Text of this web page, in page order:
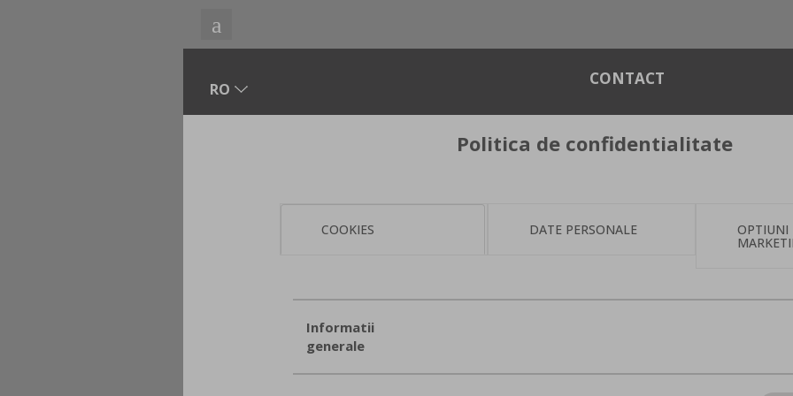
CONTACT
Politica de confidentialitate
COOKIES DATE PERSONALE OPTIUNI
Informatii
generale